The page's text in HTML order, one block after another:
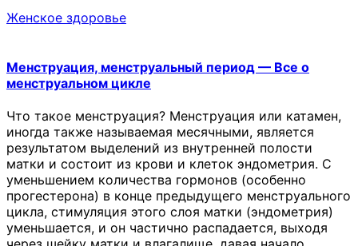
Женское здоровье
Менструация, менструальный период — Все о
менструальном цикле
Что такое менструация? Менструация или катамен,
иногда также называемая месячными, является
результатом выделений из внутренней полости
матки и состоит из крови и клеток эндометрия. С
уменьшением количества гормонов (особенно
прогестерона) в конце предыдущего менструального
цикла, стимуляция этого слоя матки (эндометрия)
уменьшается, и он частично распадается, выходя